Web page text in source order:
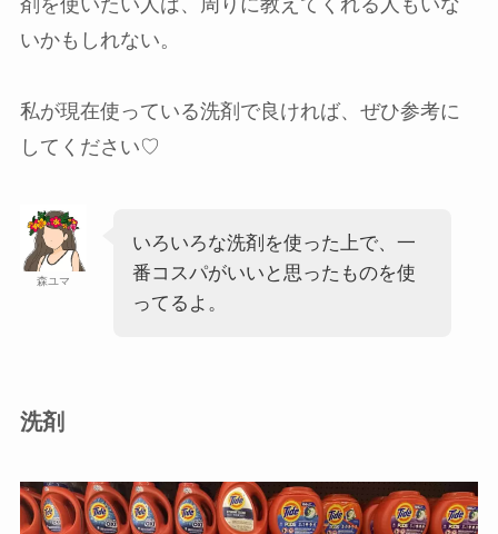
剤を使いたい人は、周りに教えてくれる人もいな
いかもしれない。
私が現在使っている洗剤で良ければ、ぜひ参考に
してください♡
森ユマ
いろいろな洗剤を使った上で、一
番コスパがいいと思ったものを使
ってるよ。
洗剤